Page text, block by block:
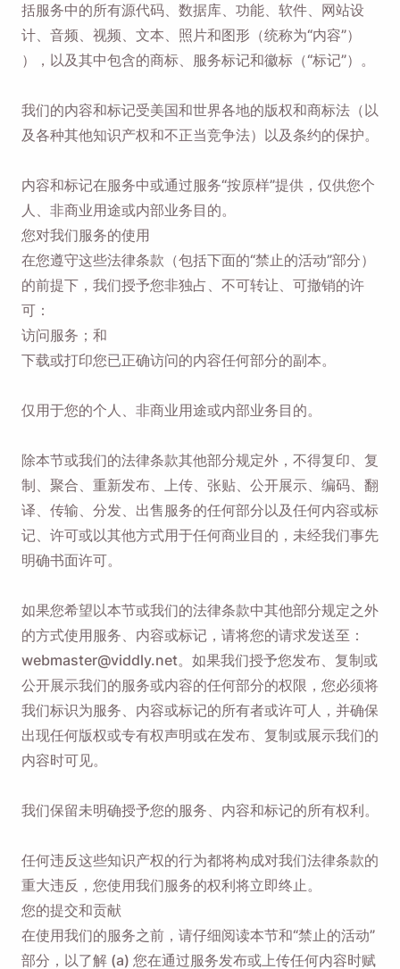
括服务中的所有源代码、数据库、功能、软件、网站设
计、音频、视频、文本、照片和图形（统称为“内容”）
），以及其中包含的商标、服务标记和徽标（“标记”）。
我们的内容和标记受美国和世界各地的版权和商标法（以
及各种其他知识产权和不正当竞争法）以及条约的保护。
内容和标记在服务中或通过服务“按原样”提供，仅供您个
人、非商业用途或内部业务目的。
您对我们服务的使用
在您遵守这些法律条款（包括下面的“禁止的活动”部分）
的前提下，我们授予您非独占、不可转让、可撤销的许
可：
访问服务；和
下载或打印您已正确访问的内容任何部分的副本。
仅用于您的个人、非商业用途或内部业务目的。
除本节或我们的法律条款其他部分规定外，不得复印、复
制、聚合、重新发布、上传、张贴、公开展示、编码、翻
译、传输、分发、出售服务的任何部分以及任何内容或标
记、许可或以其他方式用于任何商业目的，未经我们事先
明确书面许可。
如果您希望以本节或我们的法律条款中其他部分规定之外
的方式使用服务、内容或标记，请将您的请求发送至：
webmaster@viddly.net。如果我们授予您发布、复制或
公开展示我们的服务或内容的任何部分的权限，您必须将
我们标识为服务、内容或标记的所有者或许可人，并确保
出现任何版权或专有权声明或在发布、复制或展示我们的
内容时可见。
我们保留未明确授予您的服务、内容和标记的所有权利。
任何违反这些知识产权的行为都将构成对我们法律条款的
重大违反，您使用我们服务的权利将立即终止。
您的提交和贡献
在使用我们的服务之前，请仔细阅读本节和“禁止的活动”
部分，以了解 (a) 您在通过服务发布或上传任何内容时赋